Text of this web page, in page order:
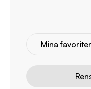
Mina favoriter